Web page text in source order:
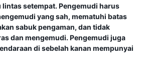
setempat. Pengemudi harus
yang sah, mematuhi batas
sabuk pengaman, dan tidak
dan mengemudi. Pengemudi juga
di sebelah kanan mempunyai